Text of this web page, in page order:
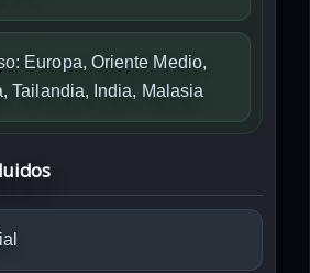
Europa, Oriente Medio,
Tailandia, India, Malasia